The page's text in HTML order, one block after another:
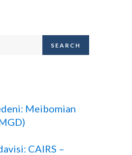
SEARCH
Meibomian
CAIRS –